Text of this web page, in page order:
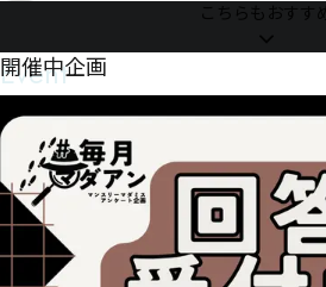
こちらもおすす
Event
開催中企画